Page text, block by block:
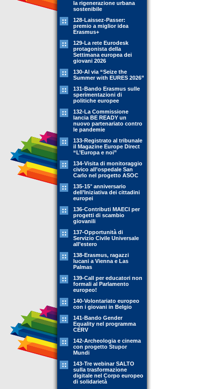
la rigenerazione urbana
sostenibile
128-Laissez-Passer:
premio a miglior idea
Erasmus+
129-La rete Eurodesk
protagonista della
Settimana europea dei
giovani 2026
130-Al via “Seize the
Summer with EURES 2026”
131-Bando Erasmus sulle
sperimentazioni di
politiche europee
132-La Commissione
lancia BE READY un
nuovo partenariato contro
le pandemie
133-Registrato al tribunale
il Magazine Europe Direct
“L’Europa e noi”
134-Visita di monitoraggio
civico all’ospedale San
Carlo nel progetto ASOC
135-15° anniversario
dell’Iniziativa dei cittadini
europei
136-Contributi MAECI per
progetti di scambio
giovanili
137-Opportunità di
Servizio Civile Universale
all’estero
138-Erasmus, ragazzi
lucani a Vienna e Las
Palmas
139-Call per educatori non
formali al Parlamento
europeo!
140-Volontariato europeo
con i giovani in Belgio
141-Bando Gender
Equality nel programma
CERV
142-Archeologia e cinema
con progetto Stupor
Mundi
143-Tre webinar SALTO
sulla trasformazione
digitale nel Corpo europeo
di solidarietà